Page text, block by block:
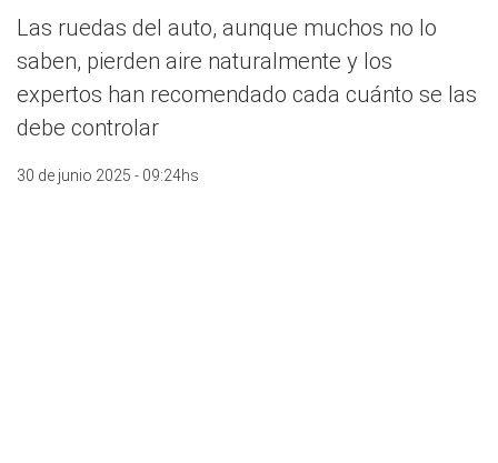
Las ruedas del auto, aunque muchos no lo
saben, pierden aire naturalmente y los
expertos han recomendado cada cuánto se las
debe controlar
30 de junio 2025 - 09:24hs